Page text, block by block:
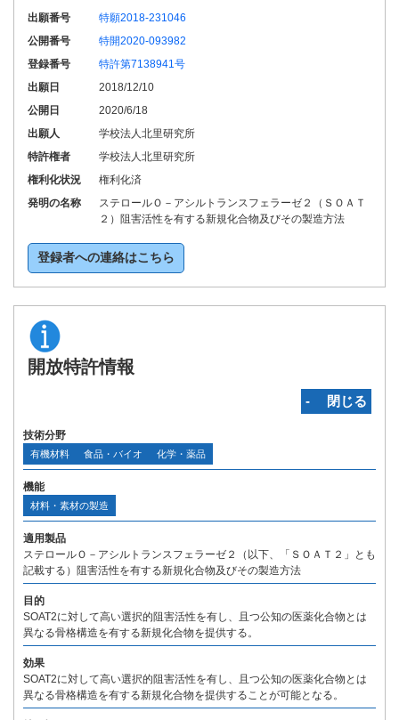
出願番号
特願2018-231046
公開番号
特開2020-093982
登録番号
特許第7138941号
出願日
2018/12/10
公開日
2020/6/18
出願人
学校法人北里研究所
特許権者
学校法人北里研究所
権利化状況
権利化済
発明の名称
ステロールＯ－アシルトランスフェラーゼ２（ＳＯＡＴ
２）阻害活性を有する新規化合物及びその製造方法
登録者への連絡はこちら
開放特許情報
‐ 閉じる
技術分野
有機材料 食品・バイオ 化学・薬品
機能
材料・素材の製造
適用製品
ステロールＯ－アシルトランスフェラーゼ２（以下、「ＳＯＡＴ２」とも
記載する）阻害活性を有する新規化合物及びその製造方法
目的
SOAT2に対して高い選択的阻害活性を有し、且つ公知の医薬化合物とは
異なる骨格構造を有する新規化合物を提供する。
効果
SOAT2に対して高い選択的阻害活性を有し、且つ公知の医薬化合物とは
異なる骨格構造を有する新規化合物を提供することが可能となる。